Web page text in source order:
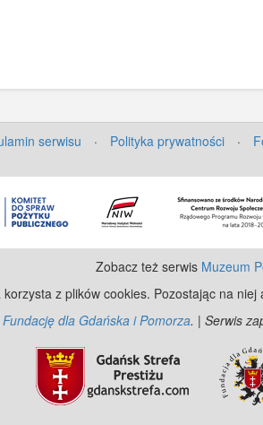
nowy
serwisu · Polityka prywatności ·
Zobacz też serwis Muzeum
korzysta z plików cookies. Pozostając na
Fundację dla Gdańska i Pomorza. | Serwis